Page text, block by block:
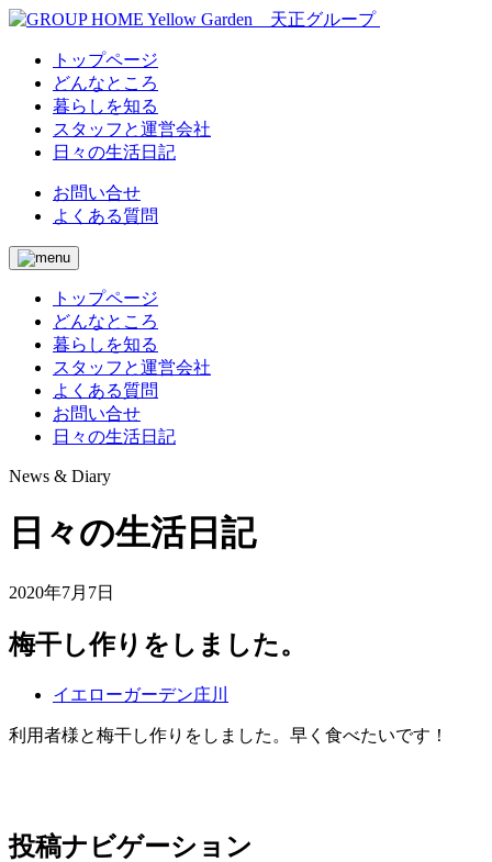
トップページ
どんなところ
暮らしを知る
スタッフと運営会社
日々の生活日記
お問い合せ
よくある質問
トップページ
どんなところ
暮らしを知る
スタッフと運営会社
よくある質問
お問い合せ
日々の生活日記
News & Diary
日々の生活日記
2020年7月7日
梅干し作りをしました。
イエローガーデン庄川
利用者様と梅干し作りをしました。早く食べたいです！
投稿ナビゲーション